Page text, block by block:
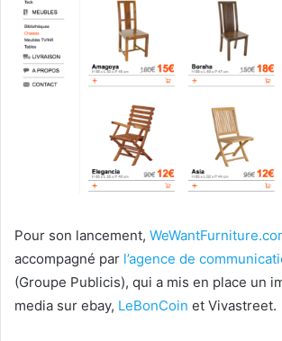
Pour son lancement,
accompagné par l’agence de
(Groupe Publicis), qui a mis en place un
media sur ebay, LeBonCoin et Vivastreet.